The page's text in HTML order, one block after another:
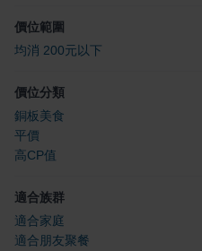
價位範圍
均消 200元以下
價位分類
銅板美食
平價
高CP值
適合族群
適合家庭
適合朋友聚餐